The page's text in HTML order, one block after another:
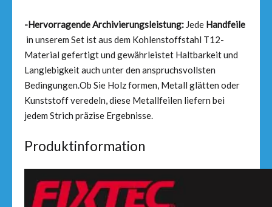
-Hervorragende Archivierungsleistung: Jede Handfeile
in unserem Set ist aus dem Kohlenstoffstahl T12-
Material gefertigt und gewährleistet Haltbarkeit und
Langlebigkeit auch unter den anspruchsvollsten
Bedingungen.Ob Sie Holz formen, Metall glätten oder
Kunststoff veredeln, diese Metallfeilen liefern bei
jedem Strich präzise Ergebnisse.
Produktinformation